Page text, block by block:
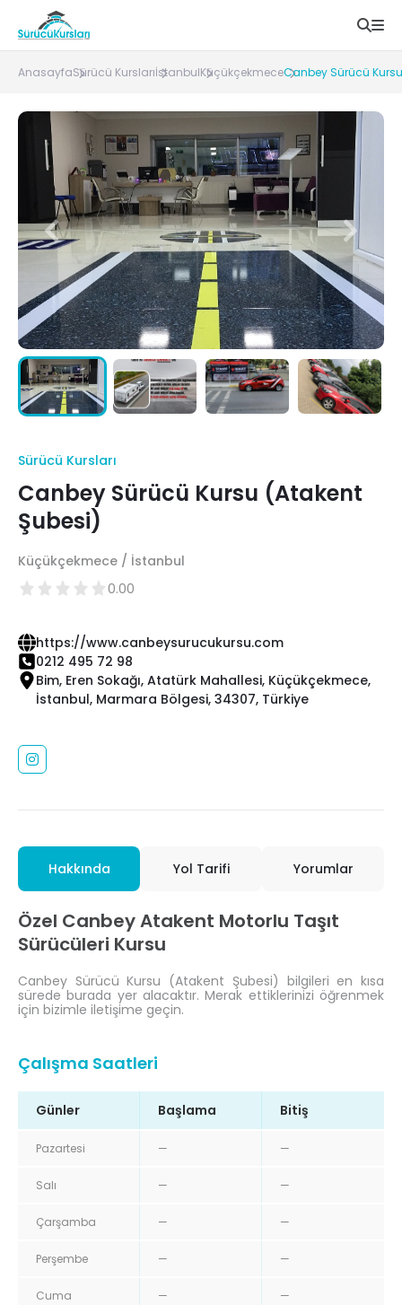
AnasayfaSürücü KurslarıİstanbulKüçükçekmeceCanbey Sürücü
Sürücü Kursları
Canbey Sürücü Kursu (Atakent
Şubesi)
Küçükçekmece / İstanbul
0.00
https://www.canbeysurucukursu.com
0212 495 72 98
Bim, Eren Sokağı, Atatürk Mahallesi, Küçükçekmece,
İstanbul, Marmara Bölgesi, 34307, Türkiye
Hakkında Yol Tarifi Yorumlar
Özel Canbey Atakent Motorlu Taşıt
Sürücüleri Kursu
Canbey Sürücü Kursu (Atakent Şubesi) bilgileri en kısa
sürede burada yer alacaktır. Merak ettiklerinizi öğrenmek
için bizimle iletişime geçin.
Çalışma Saatleri
Günler Başlama Bitiş
Pazartesi — —
Salı — —
Çarşamba — —
Perşembe — —
Cuma — —